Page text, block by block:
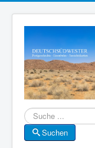
Suche
Suchen